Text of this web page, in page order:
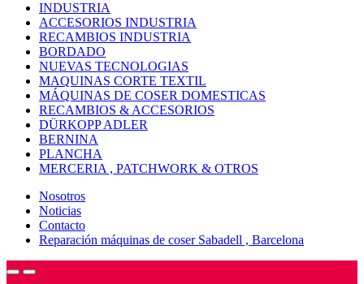
INDUSTRIA
ACCESORIOS INDUSTRIA
RECAMBIOS INDUSTRIA
BORDADO
NUEVAS TECNOLOGIAS
MAQUINAS CORTE TEXTIL
MÁQUINAS DE COSER DOMESTICAS
RECAMBIOS & ACCESORIOS
DÜRKOPP ADLER
BERNINA
PLANCHA
MERCERIA , PATCHWORK & OTROS
Nosotros
Noticias
Contacto
Reparación máquinas de coser Sabadell , Barcelona
OpenClose